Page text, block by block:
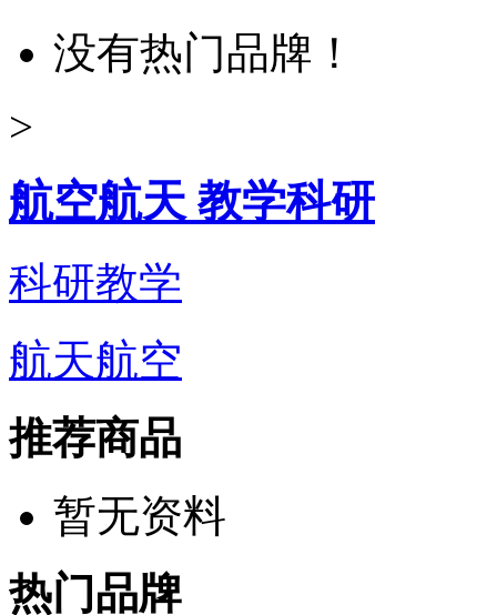
没有热门品牌！
>
航空航天 教学科研
科研教学
航天航空
推荐商品
暂无资料
热门品牌